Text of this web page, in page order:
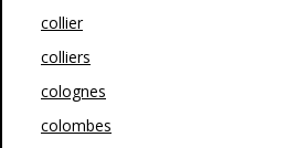
collier
colliers
colognes
colombes